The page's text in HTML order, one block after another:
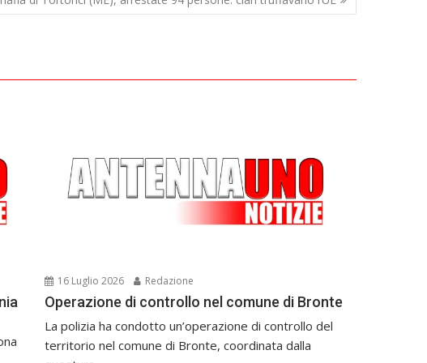
16 Luglio 2026 Redazione
Operazione di controllo nel comune di Bronte
La polizia ha condotto un’operazione di controllo del
territorio nel comune di Bronte, coordinata dalla